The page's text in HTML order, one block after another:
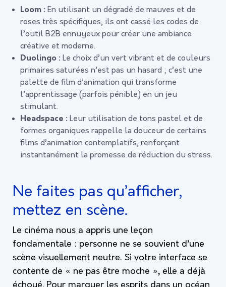
Loom : En utilisant un dégradé de mauves et de
roses très spécifiques, ils ont cassé les codes de
l’outil B2B ennuyeux pour créer une ambiance
créative et moderne.
Duolingo : Le choix d’un vert vibrant et de couleurs
primaires saturées n’est pas un hasard ; c’est une
palette de film d’animation qui transforme
l’apprentissage (parfois pénible) en un jeu
stimulant.
Headspace : Leur utilisation de tons pastel et de
formes organiques rappelle la douceur de certains
films d’animation contemplatifs, renforçant
instantanément la promesse de réduction du stress.
Ne faites pas qu’afficher,
mettez en scène.
Le cinéma nous a appris une leçon
fondamentale : personne ne se souvient d’une
scène visuellement neutre. Si votre interface se
contente de « ne pas être moche », elle a déjà